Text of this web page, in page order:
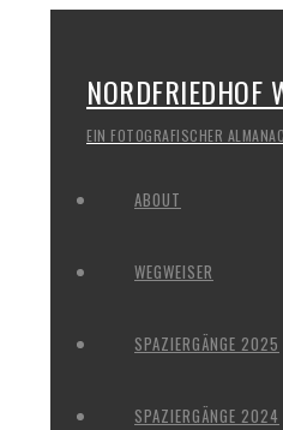
NORDFRIEDHOF
EIN FOTOGRAFISCHER
ABOUT
WEGWEISER
SPAZIERGÄNGE 2025
SPAZIERGÄNGE 2024